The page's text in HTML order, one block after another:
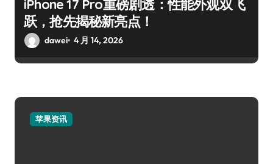
iPhone 17 Pro重磅剧透：性能外观双飞
跃，抢先揭秘新亮点！
dawei 4 月 14, 2026
苹果资讯